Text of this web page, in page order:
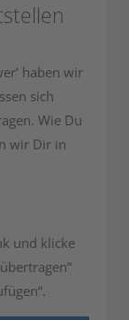
haben wir
sich
Wie Du
wir Dir in
und klicke